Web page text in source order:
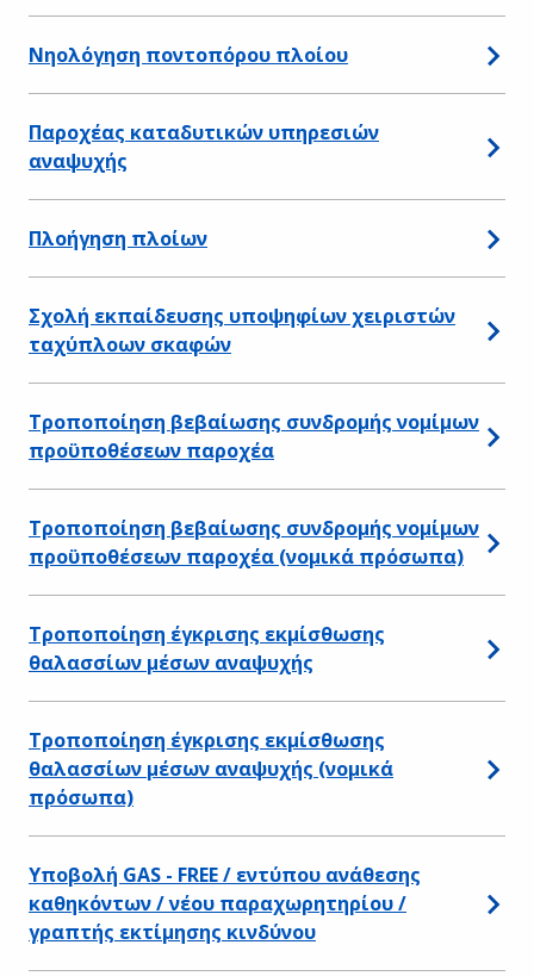
Νηολόγηση ποντοπόρου πλοίου
Παροχέας καταδυτικών υπηρεσιών
αναψυχής
Πλοήγηση πλοίων
Σχολή εκπαίδευσης υποψηφίων χειριστών
ταχύπλοων σκαφών
Τροποποίηση βεβαίωσης συνδρομής νομίμων
προϋποθέσεων παροχέα
Τροποποίηση βεβαίωσης συνδρομής νομίμων
προϋποθέσεων παροχέα (νομικά πρόσωπα)
Τροποποίηση έγκρισης εκμίσθωσης
θαλασσίων μέσων αναψυχής
Τροποποίηση έγκρισης εκμίσθωσης
θαλασσίων μέσων αναψυχής (νομικά
πρόσωπα)
Υποβολή GAS - FREE / εντύπου ανάθεσης
καθηκόντων / νέου παραχωρητηρίου /
γραπτής εκτίμησης κινδύνου